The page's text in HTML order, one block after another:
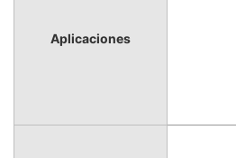
Aplicaciones